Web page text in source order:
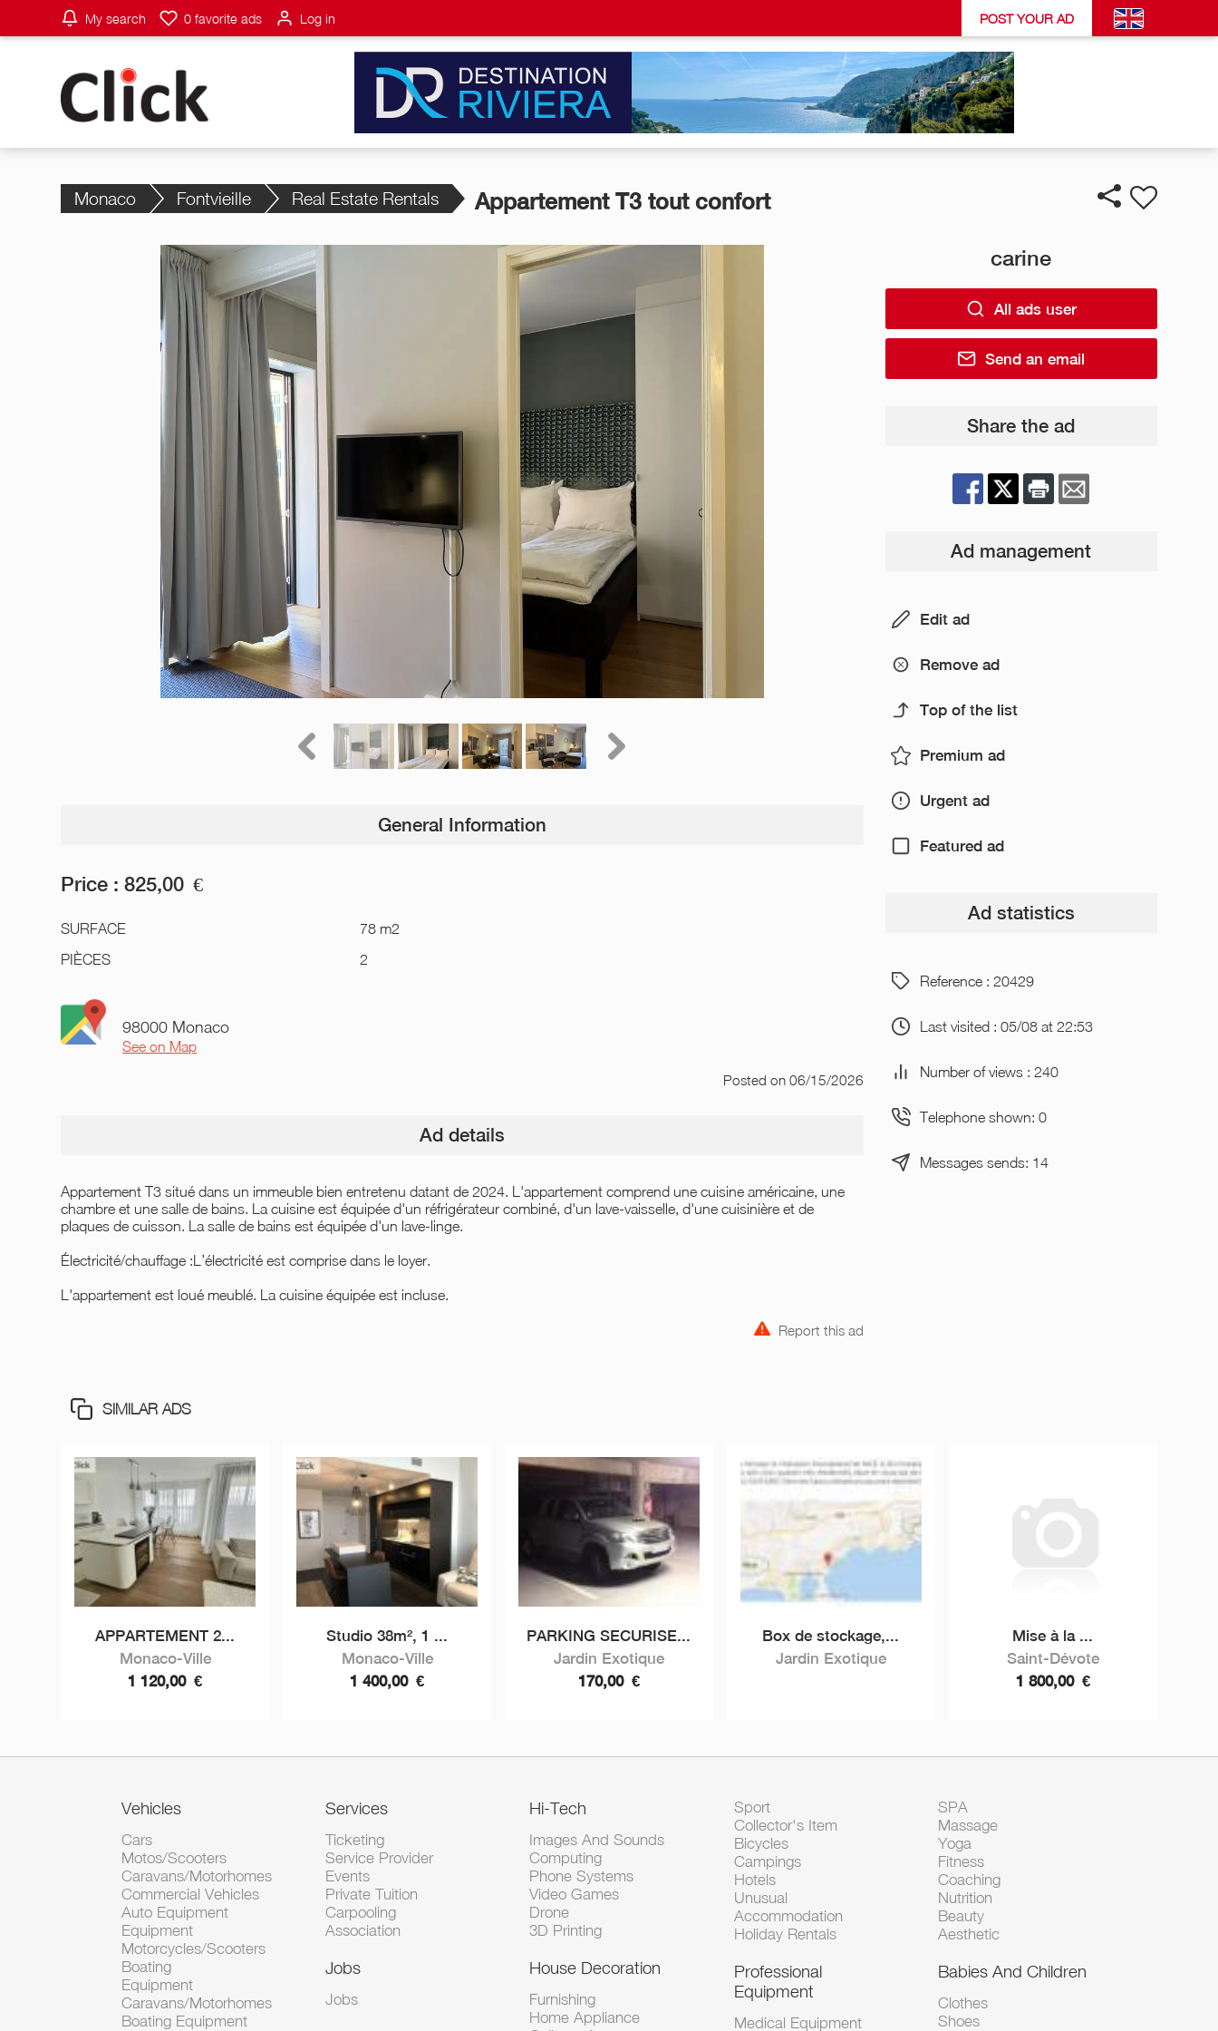
My search 0 favorite ads Log in POST YOUR AD
Monaco Fontvieille Real Estate Rentals Appartement T3 tout confort
General Information
Price : 825,00 €
SURFACE
78 m2
PIÈCES
2
98000 Monaco
See on Map
Posted on 06/15/2026
Ad details
Appartement T3 situé dans un immeuble bien entretenu datant de 2024. L'appartement comprend une cuisine américaine, une
chambre et une salle de bains. La cuisine est équipée d'un réfrigérateur combiné, d'un lave-vaisselle, d'une cuisinière et de
plaques de cuisson. La salle de bains est équipée d'un lave-linge.
Électricité/chauffage :L’électricité est comprise dans le loyer.
L'appartement est loué meublé. La cuisine équipée est incluse.
Report this ad
carine
All ads user
Send an email
Share the ad
Ad management
Edit ad
Remove ad
Top of the list
Premium ad
Urgent ad
Featured ad
Ad statistics
Reference : 20429
Last visited : 05/08 at 22:53
Number of views : 240
Telephone shown: 0
Messages sends: 14
SIMILAR ADS
APPARTEMENT 2...
Monaco-Ville
1 120,00 €
Studio 38m², 1 ...
Monaco-Ville
1 400,00 €
PARKING SECURISE...
Jardin Exotique
170,00 €
Box de stockage,...
Jardin Exotique
Mise à la ...
Saint-Dévote
1 800,00 €
Vehicles
Cars
Motos/Scooters
Caravans/Motorhomes
Commercial Vehicles
Auto Equipment
Equipment
Motorcycles/Scooters
Boating
Equipment
Caravans/Motorhomes
Boating Equipment
Services
Ticketing
Service Provider
Events
Private Tuition
Carpooling
Association
Jobs
Jobs
Hi-Tech
Images And Sounds
Computing
Phone Systems
Video Games
Drone
3D Printing
House Decoration
Furnishing
Home Appliance
Sport
Collector's Item
Bicycles
Campings
Hotels
Unusual
Accommodation
Holiday Rentals
Professional
Equipment
Medical Equipment
SPA
Massage
Yoga
Fitness
Coaching
Nutrition
Beauty
Aesthetic
Babies And Children
Clothes
Shoes